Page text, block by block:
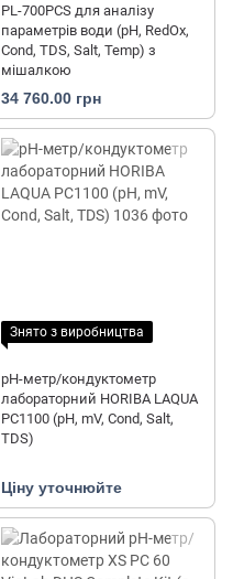
PL-700PCS для аналізу
параметрів води (рН, RedOx,
Cond, TDS, Salt, Temp) з
мішалкою
34 760.00 грн
Знято з виробництва
pH-метр/кондуктометр
лабораторний HORIBA LAQUA
PC1100 (pH, mV, Cond, Salt,
TDS)
Ціну уточнюйте